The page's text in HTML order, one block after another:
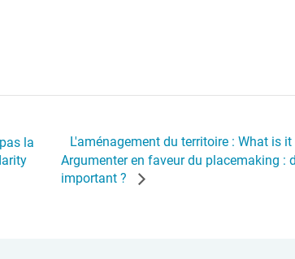
la L'aménagement du territoire : What is
Argumenter en faveur du placemaking :
important ?